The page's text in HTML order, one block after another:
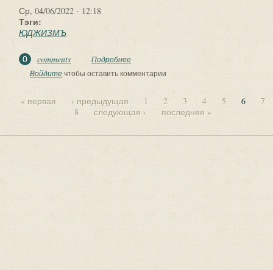
Ср, 04/06/2022 - 12:18
Тэги:
ЮДЖИЗМЪ
0 comments Подробнее
КУРСЪ. 3.2 УРОКЪ. Тема: ДУАЛЬНАЯ
Войдитечтобы оставить комментарии
« первая ‹ предыдущая 1 2 3 4 5 6
7
8
следующая › последняя »